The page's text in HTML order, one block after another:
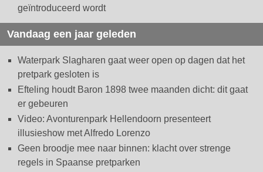
geïntroduceerd wordt
Vandaag een jaar geleden
Waterpark Slagharen gaat weer open op dagen dat het
pretpark gesloten is
Efteling houdt Baron 1898 twee maanden dicht: dit gaat
er gebeuren
Video: Avonturenpark Hellendoorn presenteert
illusieshow met Alfredo Lorenzo
Geen broodje mee naar binnen: klacht over strenge
regels in Spaanse pretparken